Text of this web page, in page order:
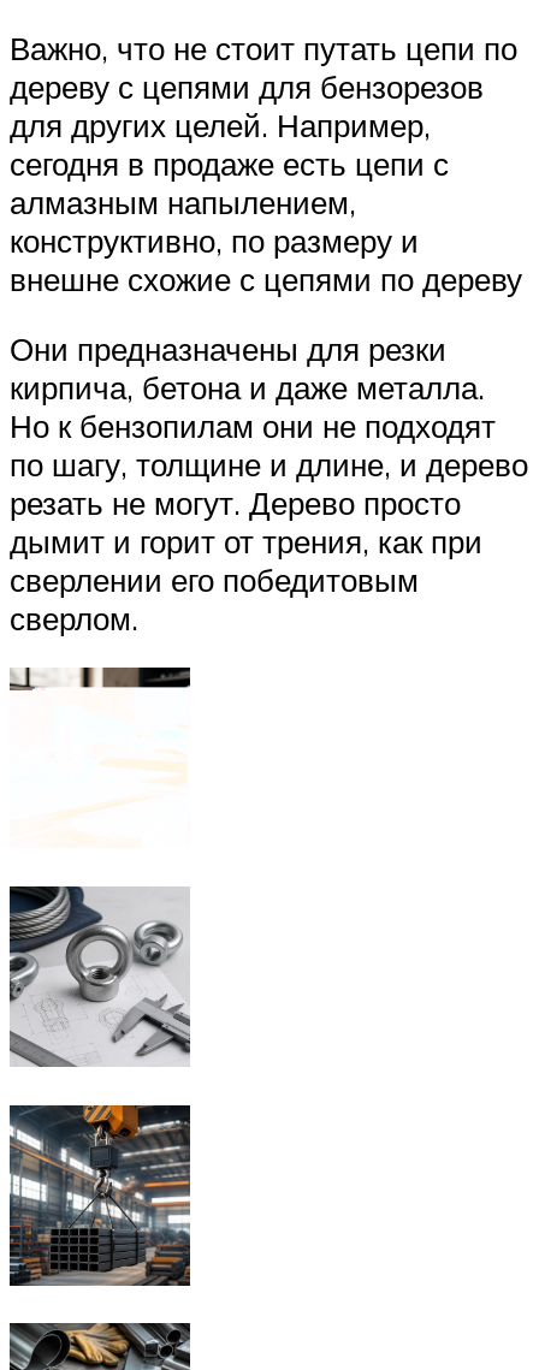
Важно, что не стоит путать цепи по
дереву с цепями для бензорезов
для других целей. Например,
сегодня в продаже есть цепи с
алмазным напылением,
конструктивно, по размеру и
внешне схожие с цепями по дереву
Они предназначены для резки
кирпича, бетона и даже металла.
Но к бензопилам они не подходят
по шагу, толщине и длине, и дерево
резать не могут. Дерево просто
дымит и горит от трения, как при
сверлении его победитовым
сверлом.